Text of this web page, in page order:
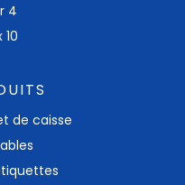
4
de caisse